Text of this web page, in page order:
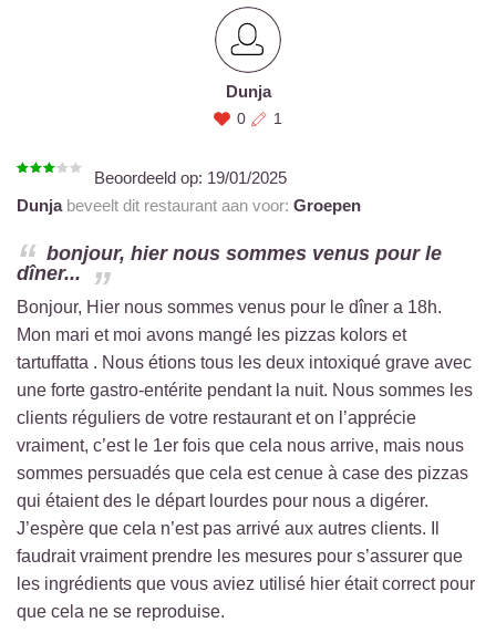
Dunja
0 1
Beoordeeld op: 19/01/2025
Dunjabeveelt dit restaurant aan voor: Groepen
bonjour, hier nous sommes venus pour le
dîner...
Bonjour, Hier nous sommes venus pour le dîner a 18h.
Mon mari et moi avons mangé les pizzas kolors et
tartuffatta . Nous étions tous les deux intoxiqué grave avec
une forte gastro-entérite pendant la nuit. Nous sommes les
clients réguliers de votre restaurant et on l’apprécie
vraiment, c’est le 1er fois que cela nous arrive, mais nous
sommes persuadés que cela est cenue à case des pizzas
qui étaient des le départ lourdes pour nous a digérer.
J’espère que cela n’est pas arrivé aux autres clients. Il
faudrait vraiment prendre les mesures pour s’assurer que
les ingrédients que vous aviez utilisé hier était correct pour
que cela ne se reproduise.